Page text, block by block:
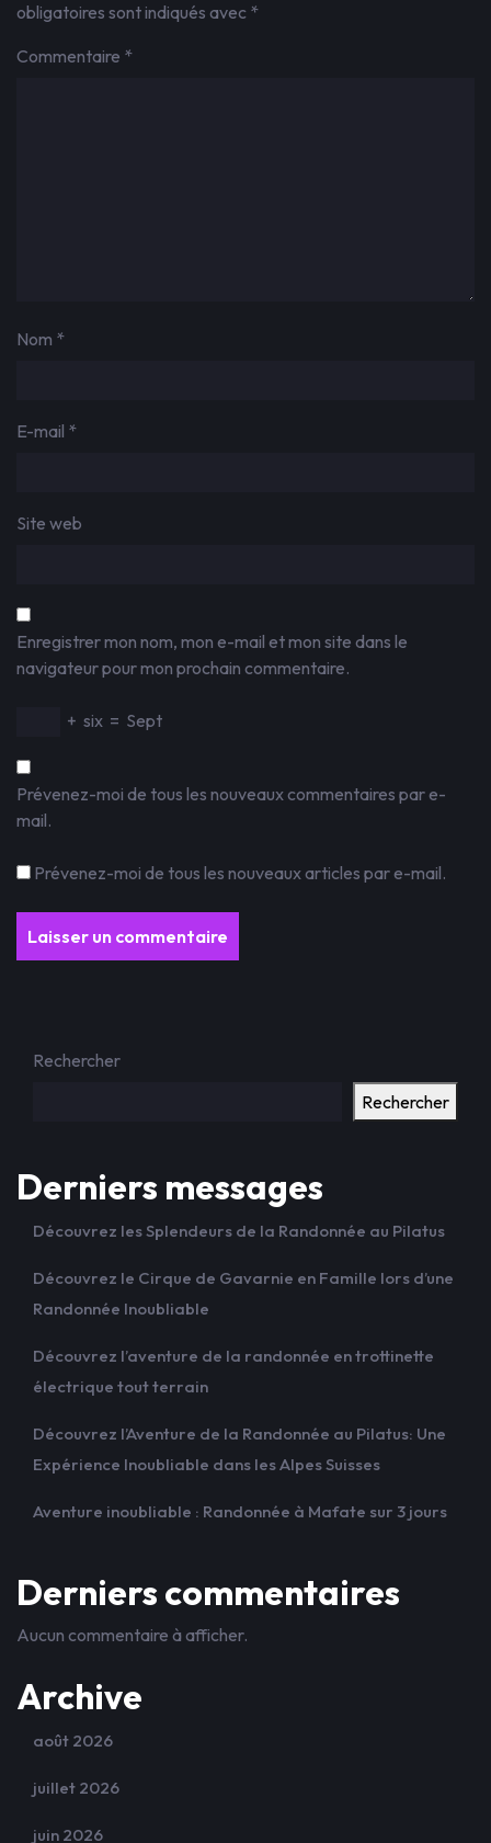
obligatoires sont indiqués avec *
Commentaire *
Nom *
E-mail *
Site web
Enregistrer mon nom, mon e-mail et mon site dans le
navigateur pour mon prochain commentaire.
+ six = Sept
Prévenez-moi de tous les nouveaux commentaires par e-
mail.
Prévenez-moi de tous les nouveaux articles par e-mail.
Rechercher
Rechercher
Derniers messages
Découvrez les Splendeurs de la Randonnée au Pilatus
Découvrez le Cirque de Gavarnie en Famille lors d’une
Randonnée Inoubliable
Découvrez l’aventure de la randonnée en trottinette
électrique tout terrain
Découvrez l’Aventure de la Randonnée au Pilatus: Une
Expérience Inoubliable dans les Alpes Suisses
Aventure inoubliable : Randonnée à Mafate sur 3 jours
Derniers commentaires
Aucun commentaire à afficher.
Archive
août 2026
juillet 2026
juin 2026